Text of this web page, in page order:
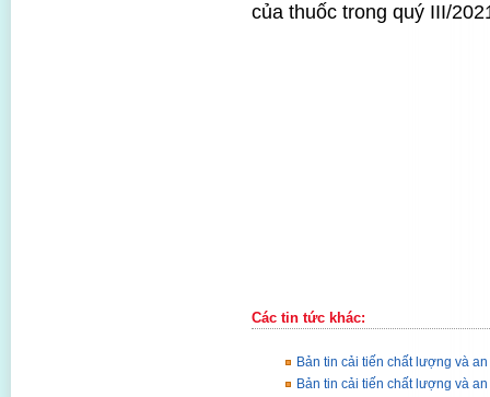
của thuốc trong quý III/
Các tin tức khác:
Bản tin cải tiến chất lượng và
Bản tin cải tiến chất lượng và